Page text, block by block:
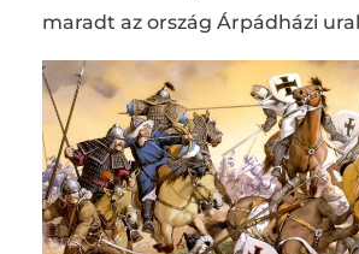
maradt az ország Árpádházi